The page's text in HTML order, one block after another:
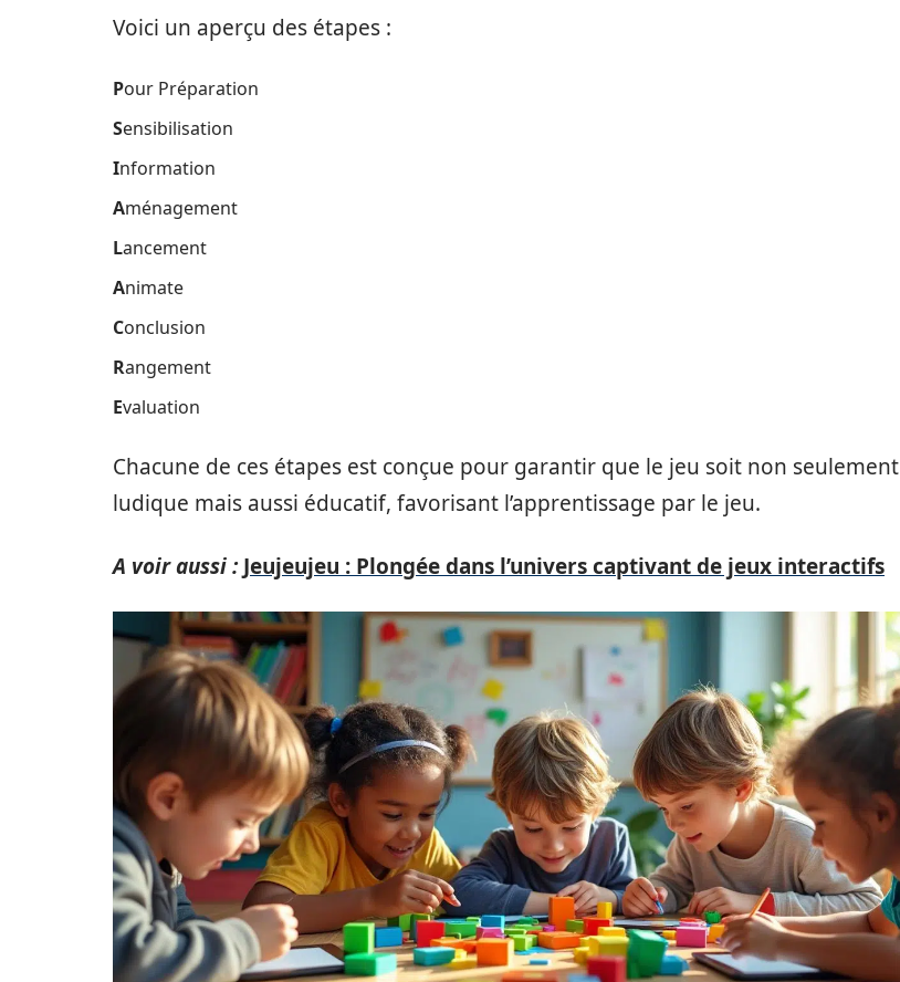
Voici un aperçu des étapes :
Pour Préparation
Sensibilisation
Information
Aménagement
Lancement
Animate
Conclusion
Rangement
Evaluation
Chacune de ces étapes est conçue pour garantir que le jeu soit non seulement
ludique mais aussi éducatif, favorisant l’apprentissage par le jeu.
A voir aussi : Jeujeujeu : Plongée dans l’univers captivant de jeux interactifs